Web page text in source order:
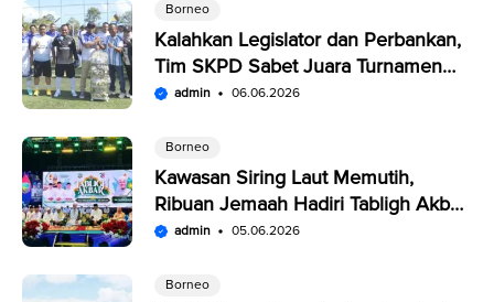
Borneo
Kalahkan Legislator dan Perbankan,
Tim SKPD Sabet Juara Turnamen
Segitiga Kotabaru
admin 06.06.2026
Borneo
Kawasan Siring Laut Memutih,
Ribuan Jemaah Hadiri Tabligh Akbar
HUT Kabupaten Kotabaru
admin 05.06.2026
Borneo